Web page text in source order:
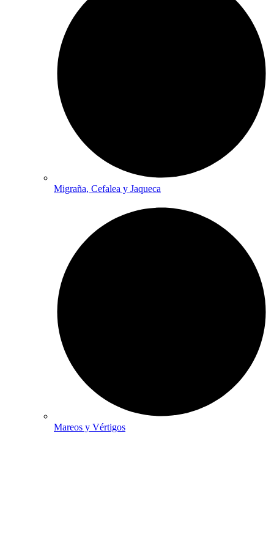
Migraña, Cefalea y Jaqueca
Mareos y Vértigos